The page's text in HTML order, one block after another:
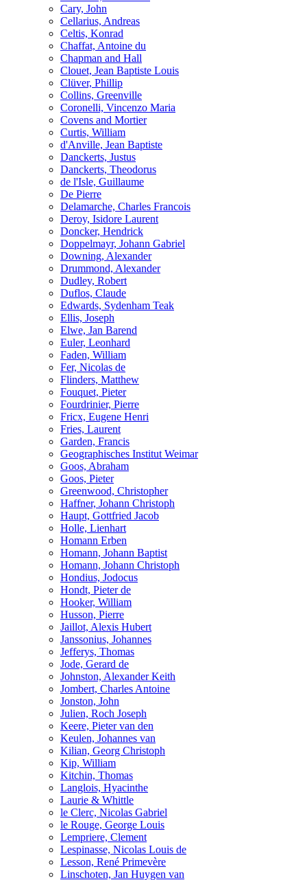
Cary, John
Cellarius, Andreas
Celtis, Konrad
Chaffat, Antoine du
Chapman and Hall
Clouet, Jean Baptiste Louis
Clüver, Phillip
Collins, Greenville
Coronelli, Vincenzo Maria
Covens and Mortier
Curtis, William
d'Anville, Jean Baptiste
Danckerts, Justus
Danckerts, Theodorus
de l'Isle, Guillaume
De Pierre
Delamarche, Charles Francois
Deroy, Isidore Laurent
Doncker, Hendrick
Doppelmayr, Johann Gabriel
Downing, Alexander
Drummond, Alexander
Dudley, Robert
Duflos, Claude
Edwards, Sydenham Teak
Ellis, Joseph
Elwe, Jan Barend
Euler, Leonhard
Faden, William
Fer, Nicolas de
Flinders, Matthew
Fouquet, Pieter
Fourdrinier, Pierre
Fricx, Eugene Henri
Fries, Laurent
Garden, Francis
Geographisches Institut Weimar
Goos, Abraham
Goos, Pieter
Greenwood, Christopher
Haffner, Johann Christoph
Haupt, Gottfried Jacob
Holle, Lienhart
Homann Erben
Homann, Johann Baptist
Homann, Johann Christoph
Hondius, Jodocus
Hondt, Pieter de
Hooker, William
Husson, Pierre
Jaillot, Alexis Hubert
Janssonius, Johannes
Jefferys, Thomas
Jode, Gerard de
Johnston, Alexander Keith
Jombert, Charles Antoine
Jonston, John
Julien, Roch Joseph
Keere, Pieter van den
Keulen, Johannes van
Kilian, Georg Christoph
Kip, William
Kitchin, Thomas
Langlois, Hyacinthe
Laurie & Whittle
le Clerc, Nicolas Gabriel
le Rouge, George Louis
Lempriere, Clement
Lespinasse, Nicolas Louis de
Lesson, René Primevère
Linschoten, Jan Huygen van